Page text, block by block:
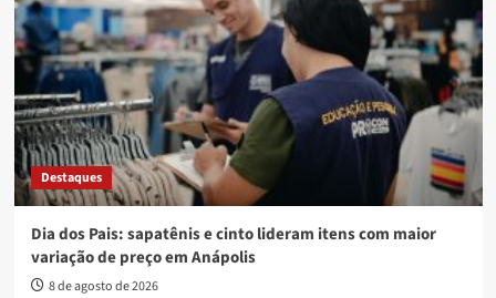
Destaques
Dia dos Pais: sapatênis e cinto lideram itens com maior
variação de preço em Anápolis
8 de agosto de 2026